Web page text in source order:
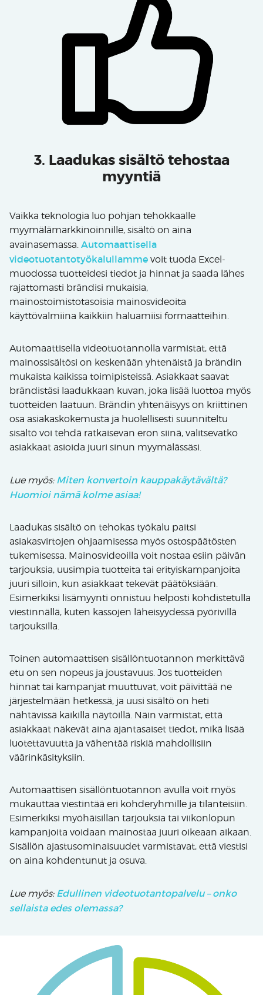
3. Laadukas sisältö tehostaa
myyntiä
Vaikka teknologia luo pohjan tehokkaalle
myymälämarkkinoinnille, sisältö on aina
avainasemassa. Automaattisella
videotuotantotyökalullamme voit tuoda Excel-
muodossa tuotteidesi tiedot ja hinnat ja saada lähes
rajattomasti brändisi mukaisia,
mainostoimistotasoisia mainosvideoita
käyttövalmiina kaikkiin haluamiisi formaatteihin.
Automaattisella videotuotannolla varmistat, että
mainossisältösi on keskenään yhtenäistä ja brändin
mukaista kaikissa toimipisteissä. Asiakkaat saavat
brändistäsi laadukkaan kuvan, joka lisää luottoa myös
tuotteiden laatuun. Brändin yhtenäisyys on kriittinen
osa asiakaskokemusta ja huolellisesti suunniteltu
sisältö voi tehdä ratkaisevan eron siinä, valitsevatko
asiakkaat asioida juuri sinun myymälässäsi.
Lue myös: Miten konvertoin kauppakäytävältä?
Huomioi nämä kolme asiaa!
Laadukas sisältö on tehokas työkalu paitsi
asiakasvirtojen ohjaamisessa myös ostospäätösten
tukemisessa. Mainosvideoilla voit nostaa esiin päivän
tarjouksia, uusimpia tuotteita tai erityiskampanjoita
juuri silloin, kun asiakkaat tekevät päätöksiään.
Esimerkiksi lisämyynti onnistuu helposti kohdistetulla
viestinnällä, kuten kassojen läheisyydessä pyörivillä
tarjouksilla.
Toinen automaattisen sisällöntuotannon merkittävä
etu on sen nopeus ja joustavuus. Jos tuotteiden
hinnat tai kampanjat muuttuvat, voit päivittää ne
järjestelmään hetkessä, ja uusi sisältö on heti
nähtävissä kaikilla näytöillä. Näin varmistat, että
asiakkaat näkevät aina ajantasaiset tiedot, mikä lisää
luotettavuutta ja vähentää riskiä mahdollisiin
väärinkäsityksiin.
Automaattisen sisällöntuotannon avulla voit myös
mukauttaa viestintää eri kohderyhmille ja tilanteisiin.
Esimerkiksi myöhäisillan tarjouksia tai viikonlopun
kampanjoita voidaan mainostaa juuri oikeaan aikaan.
Sisällön ajastusominaisuudet varmistavat, että viestisi
on aina kohdentunut ja osuva.
Lue myös: Edullinen videotuotantopalvelu – onko
sellaista edes olemassa?